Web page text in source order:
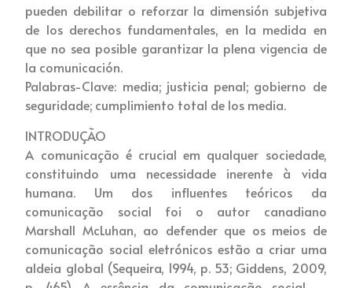
pueden debilitar o reforzar la dimensión subjetiva
de los derechos fundamentales, en la medida en
que no sea posible garantizar la plena vigencia de
la comunicación.
Palabras-Clave: media; justicia penal; gobierno de
seguridade; cumplimiento total de los media.
INTRODUÇÃO
A comunicação é crucial em qualquer sociedade,
constituindo uma necessidade inerente à vida
humana. Um dos influentes teóricos da
comunicação social foi o autor canadiano
Marshall McLuhan, ao defender que os meios de
comunicação social eletrónicos estão a criar uma
aldeia global (Sequeira, 1994, p. 53; Giddens, 2009,